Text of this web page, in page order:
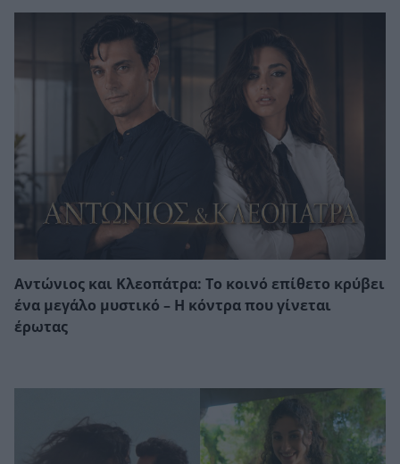
Αντώνιος και Κλεοπάτρα: Το κοινό επίθετο κρύβει
ένα μεγάλο μυστικό – Η κόντρα που γίνεται
έρωτας